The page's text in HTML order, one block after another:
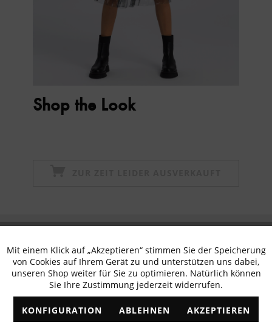
Shop the Look
erhalten
✓ Exklusive Angebote ✓ Die aktuellsten Trends
Funktionale Aktiv
Marketing Inaktiv
Tracking Inaktiv
Mit einem Klick auf „Akzeptieren“ stimmen Sie der Speicherung
von Cookies auf Ihrem Gerät zu und unterstützen uns dabei,
unseren Shop weiter für Sie zu optimieren. Natürlich können
Sie Ihre Zustimmung jederzeit widerrufen.
KONFIGURATION ABLEHNEN AKZEPTIEREN